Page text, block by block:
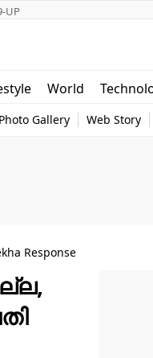
UP
World
Photo Gallery Web Story
Response